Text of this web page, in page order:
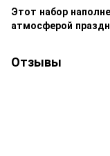
Этот набор
атмосферой
Отзывы